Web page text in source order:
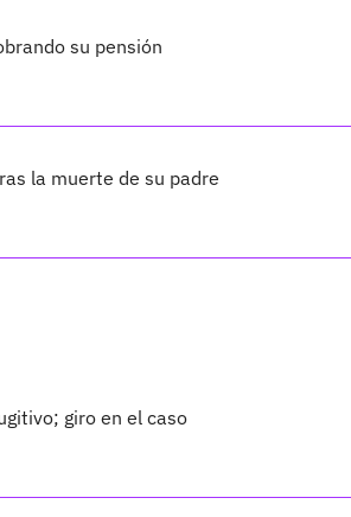
su pensión
la muerte de su padre
giro en el caso